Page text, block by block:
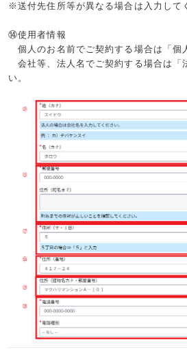
※送付先住所等が異なる場合は入力して
⑭使用者情報
個人のお名前でご契約する場合は「個
会社等、法人名でご契約する場合は「
い。